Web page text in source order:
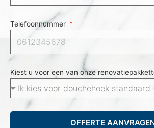
Telefoonnummer
Kiest u voor een van onze
OFFERTE